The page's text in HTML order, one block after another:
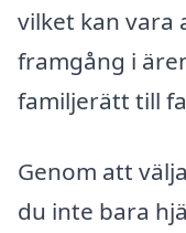
vilket kan vara
framgång i
familjerätt till
Genom att
du inte bara